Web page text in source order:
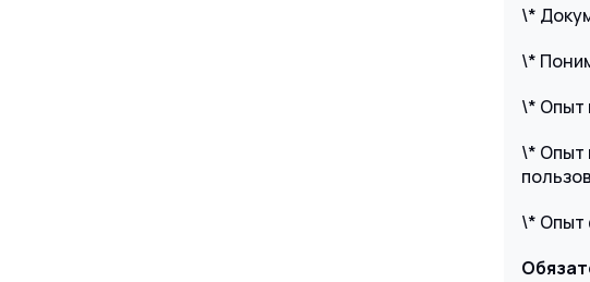
\*
\*
\* Опыт
\* Опыт
\* Опыт